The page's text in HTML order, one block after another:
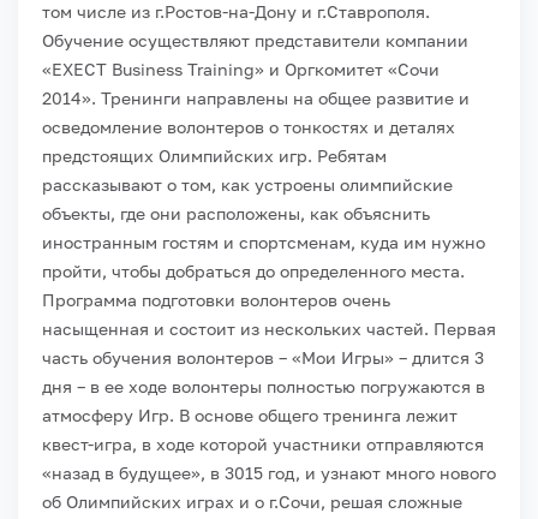
том числе из г.Ростов-на-Дону и г.Ставрополя.
Обучение осуществляют представители компании
«EXECT Business Training» и Оргкомитет «Сочи
2014». Тренинги направлены на общее развитие и
осведомление волонтеров о тонкостях и деталях
предстоящих Олимпийских игр. Ребятам
рассказывают о том, как устроены олимпийские
объекты, где они расположены, как объяснить
иностранным гостям и спортсменам, куда им нужно
пройти, чтобы добраться до определенного места.
Программа подготовки волонтеров очень
насыщенная и состоит из нескольких частей. Первая
часть обучения волонтеров – «Мои Игры» – длится 3
дня – в ее ходе волонтеры полностью погружаются в
атмосферу Игр. В основе общего тренинга лежит
квест-игра, в ходе которой участники отправляются
«назад в будущее», в 3015 год, и узнают много нового
об Олимпийских играх и о г.Сочи, решая сложные